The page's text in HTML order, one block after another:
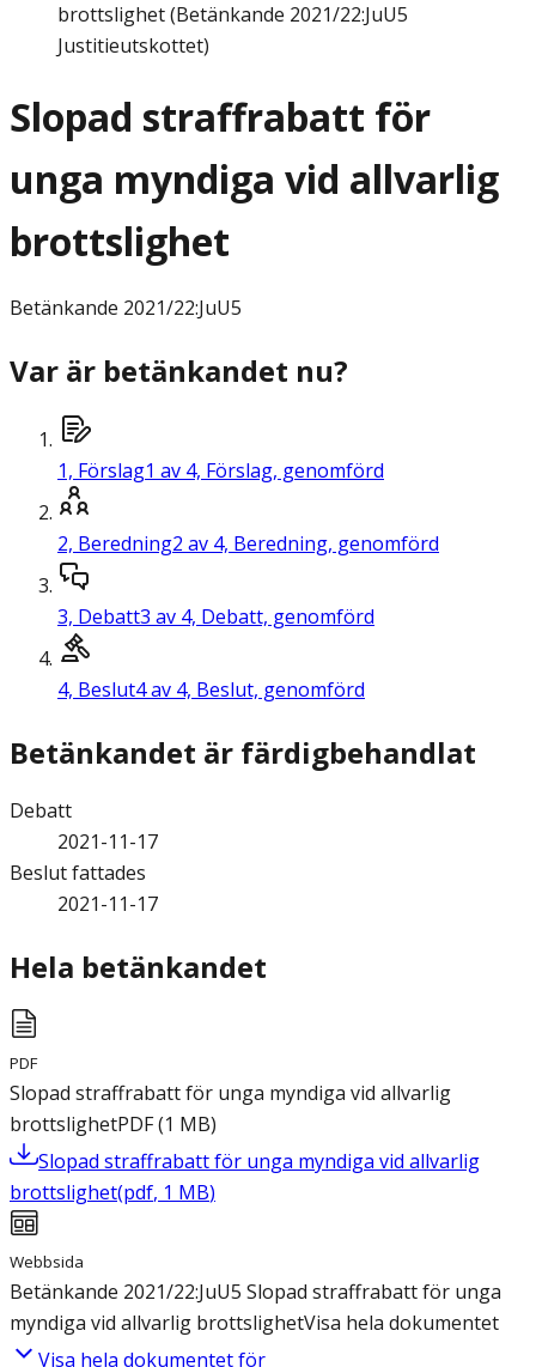
brottslighet (Betänkande 2021/22:JuU5
Justitieutskottet)
Slopad straffrabatt för
unga myndiga vid allvarlig
brottslighet
Betänkande 2021/22:JuU5
Var är betänkandet nu?
1, Förslag1 av 4, Förslag, genomförd
2, Beredning2 av 4, Beredning, genomförd
3, Debatt3 av 4, Debatt, genomförd
4, Beslut4 av 4, Beslut, genomförd
Betänkandet är färdigbehandlat
Debatt
2021-11-17
Beslut fattades
2021-11-17
Hela betänkandet
PDF
Slopad straffrabatt för unga myndiga vid allvarlig
brottslighetPDF(1 MB)
Slopad straffrabatt för unga myndiga vid allvarlig
brottslighet(pdf, 1 MB)
Webbsida
Betänkande 2021/22:JuU5 Slopad straffrabatt för unga
myndiga vid allvarlig brottslighetVisa hela dokumentet
Visa hela dokumentet för